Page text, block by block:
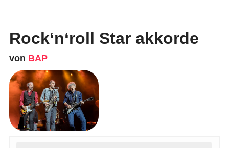
Rock‘n‘roll Star akkorde
von BAP